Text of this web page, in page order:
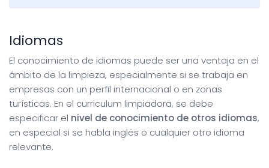
Idiomas
El conocimiento de idiomas puede ser una ventaja en el
ámbito de la limpieza, especialmente si se trabaja en
empresas con un perfil internacional o en zonas
turísticas. En el curriculum limpiadora, se debe
especificar el nivel de conocimiento de otros idiomas,
en especial si se habla inglés o cualquier otro idioma
relevante.